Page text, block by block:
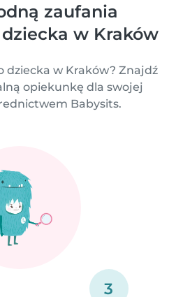
zaufania
w Kraków
dziecka w Kraków? Znajdź
opiekunkę dla swojej
Babysits.
3